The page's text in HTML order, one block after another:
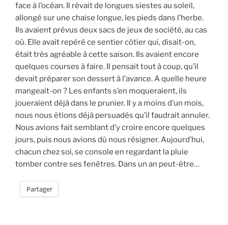
face à l’océan. Il rêvait de longues siestes au soleil,
allongé sur une chaise longue, les pieds dans l’herbe.
Ils avaient prévus deux sacs de jeux de société, au cas
où. Elle avait repéré ce sentier côtier qui, disait-on,
était très agréable à cette saison. Ils avaient encore
quelques courses à faire. Il pensait tout à coup, qu’il
devait préparer son dessert à l’avance. A quelle heure
mangeait-on ? Les enfants s’en moqueraient, ils
joueraient déjà dans le prunier. Il y a moins d’un mois,
nous nous étions déjà persuadés qu’il faudrait annuler.
Nous avions fait semblant d’y croire encore quelques
jours, puis nous avions dû nous résigner. Aujourd’hui,
chacun chez soi, se console en regardant la pluie
tomber contre ses fenêtres. Dans un an peut-être…
Partager